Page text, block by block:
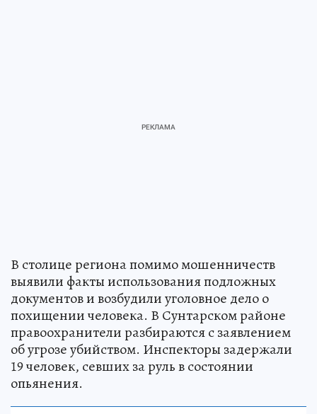
В столице региона помимо мошенничеств
выявили факты использования подложных
документов и возбудили уголовное дело о
похищении человека. В Сунтарском районе
правоохранители разбираются с заявлением
об угрозе убийством. Инспекторы задержали
19 человек, севших за руль в состоянии
опьянения.